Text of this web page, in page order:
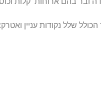
עניין ואטרקציות תיירותיות ובמרחק הליכה של כ-20